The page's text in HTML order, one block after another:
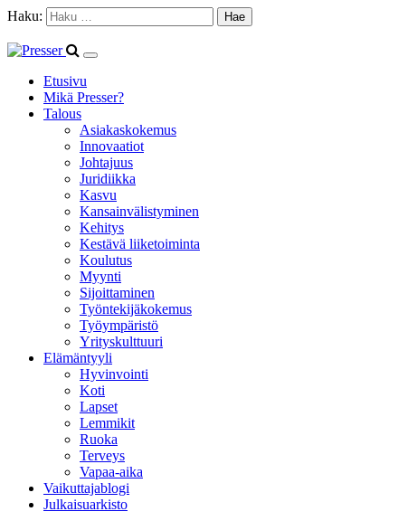
Haku:
Etusivu
Mikä Presser?
Talous
Asiakaskokemus
Innovaatiot
Johtajuus
Juridiikka
Kasvu
Kansainvälistyminen
Kehitys
Kestävä liiketoiminta
Koulutus
Myynti
Sijoittaminen
Työntekijäkokemus
Työympäristö
Yrityskulttuuri
Elämäntyyli
Hyvinvointi
Koti
Lapset
Lemmikit
Ruoka
Terveys
Vapaa-aika
Vaikuttajablogi
Julkaisuarkisto